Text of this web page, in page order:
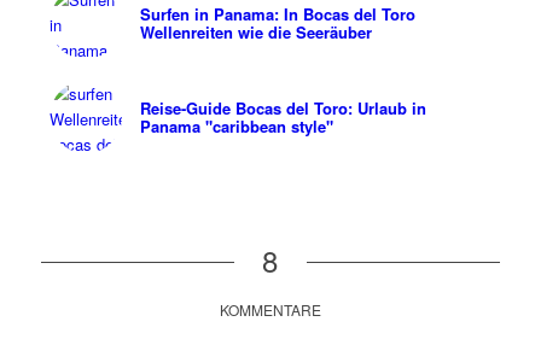
Surfen in Panama: In Bocas del Toro
Wellenreiten wie die Seeräuber
Reise-Guide Bocas del Toro: Urlaub in
Panama "caribbean style"
8
KOMMENTARE